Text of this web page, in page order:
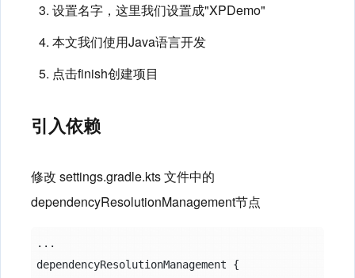
设置名字，这里我们设置成"XPDemo"
本文我们使用Java语言开发
点击finish创建项目
引入依赖
修改 settings.gradle.kts 文件中的
dependencyResolutionManagement节点
...
dependencyResolutionManagement {